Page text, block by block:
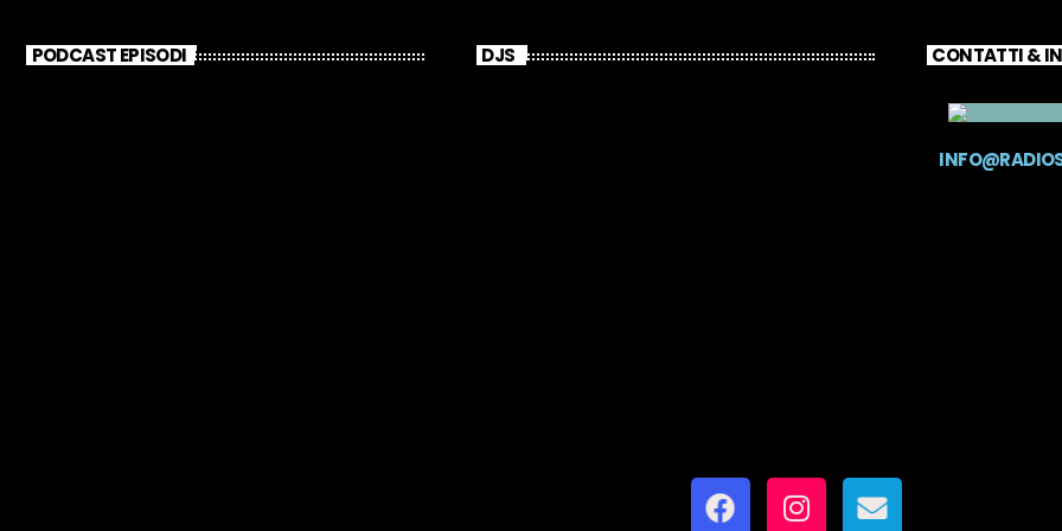
PODCAST EPISODI DJS CONTATTI &